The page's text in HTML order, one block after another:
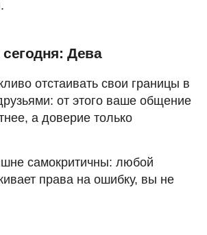
Дева
отстаивать свои границы в
от этого ваше общение
а доверие только
самокритичны: любой
права на ошибку, вы не